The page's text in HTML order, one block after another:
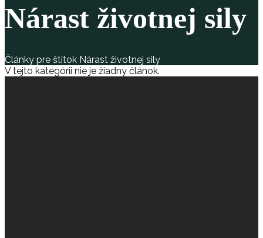
Nárast životnej sily
Články pre štítok Nárast životnej sily
V tejto kategórii nie je žiadny článok.